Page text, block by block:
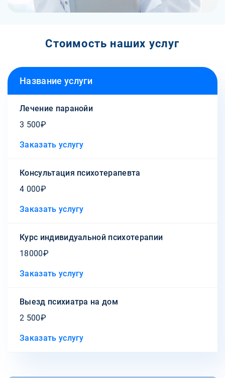
Стоимость наших услуг
Название услуги
Лечение паранойи
3 500₽
Заказать услугу
Консультация психотерапевта
4 000₽
Заказать услугу
Курс индивидуальной психотерапии
18000₽
Заказать услугу
Выезд психиатра на дом
2 500₽
Заказать услугу